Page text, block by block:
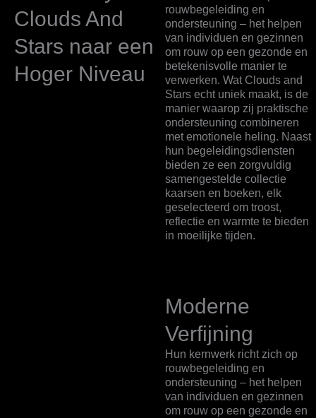
Clouds And
Stars naar een
Hoger Niveau
rouwbegeleiding en
ondersteuning – het helpen
van individuen en gezinnen
om rouw op een gezonde en
betekenisvolle manier te
verwerken. Wat Clouds and
Stars echt uniek maakt, is de
manier waarop zij praktische
ondersteuning combineren
met emotionele heling. Naast
hun begeleidingsdiensten
bieden ze een zorgvuldig
samengestelde collectie
kaarsen en boeken, elk
geselecteerd om troost,
reflectie en warmte te bieden
in moeilijke tijden.
Moderne
Verfijning
Hun kernwerk richt zich op
rouwbegeleiding en
ondersteuning – het helpen
van individuen en gezinnen
om rouw op een gezonde en